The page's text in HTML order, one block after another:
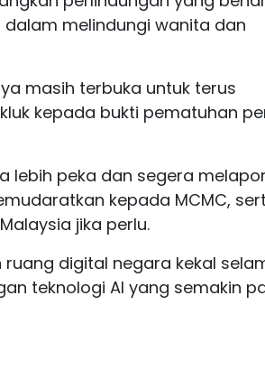
melindungi wanita dan
masih terbuka untuk terus
kepada bukti pematuhan
lebih peka dan segera
kepada MCMC,
jika perlu.
digital negara kekal
teknologi AI yang semakin